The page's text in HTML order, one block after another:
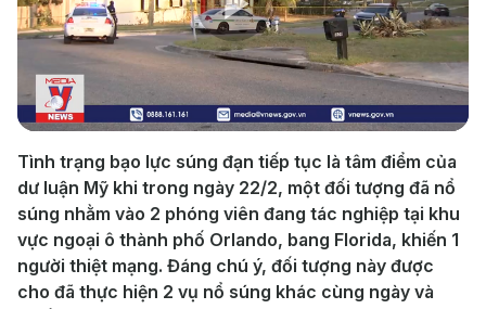
Play
Video
Tình trạng bạo lực súng đạn tiếp tục là tâm điểm của
dư luận Mỹ khi trong ngày 22/2, một đối tượng đã nổ
súng nhằm vào 2 phóng viên đang tác nghiệp tại khu
vực ngoại ô thành phố Orlando, bang Florida, khiến 1
người thiệt mạng. Đáng chú ý, đối tượng này được
cho đã thực hiện 2 vụ nổ súng khác cùng ngày và